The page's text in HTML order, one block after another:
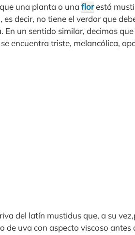
una planta o una florestá
es decir, no tiene el verdor que
En un sentido similar, decimos
encuentra triste, melancólica,
del latín mustidus que, a su
de uva con aspecto viscoso antes